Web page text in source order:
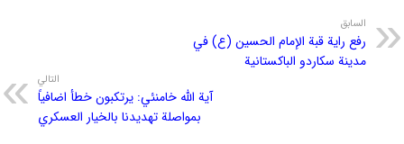
السابق
رفع راية قبة الإمام الحسين (ع) في
مدينة سكاردو الباكستانية
التالي
آية الله خامنئي: يرتكبون خطأ اضافياً
بمواصلة تهديدنا بالخيار العسكري